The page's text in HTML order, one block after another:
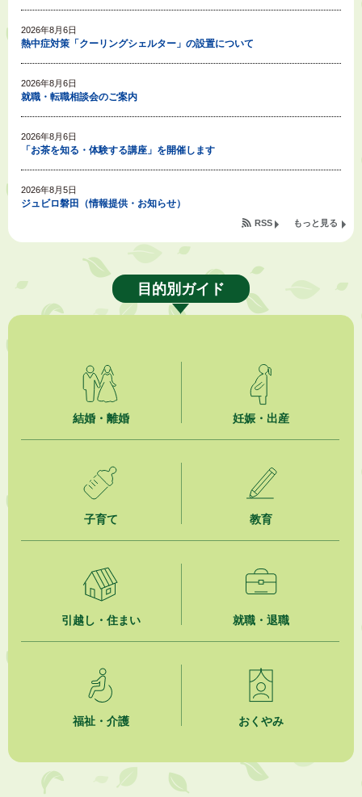
2026年8月6日
熱中症対策「クーリングシェルター」の設置について
2026年8月6日
就職・転職相談会のご案内
2026年8月6日
「お茶を知る・体験する講座」を開催します
2026年8月5日
ジュビロ磐田（情報提供・お知らせ）
2026年8月5日
掛川市広告入り窓口封筒無償提供者募集
【日本DX大賞2026】ポスターセッション最優秀賞を受賞しました！
市民の勇気ある応急手当に感謝状を贈呈しました
夏季休暇期間 開業医等診療予定
「水道カルテ」の公表について
企業版ふるさと納税（地方創生応援税制）のお願い
【参加者募集】プロ棋士から学ぼう！はじめての将棋教室
2026年8月1日
市民活動カレンダー（リスト形式）
2026年8月1日
2026年8月1日
市議会だより 第100号 (令和8年8月1日発行)を掲載しました
もっと見る
RSS
目的別ガイド
結婚・離婚 妊娠・出産
子育て 教育
引越し・住まい 就職・退職
福祉・介護 おくやみ